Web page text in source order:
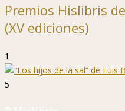
Premios Hislibris
(XV ediciones)
1
5